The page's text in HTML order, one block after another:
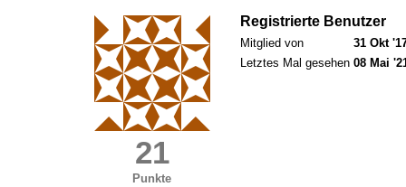
21
Punkte
Registrierte Benutzer
Mitglied von
31 Okt
Letztes Mal gesehen 08 Mai